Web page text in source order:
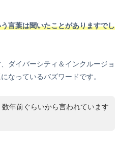
言葉は聞いたことがありますでし
ダイバーシティ＆インクルージョ
なっているバズワードです。
年前ぐらいから言われています